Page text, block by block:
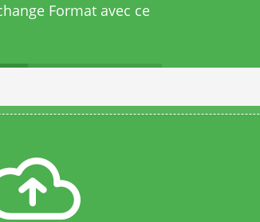
Format avec ce